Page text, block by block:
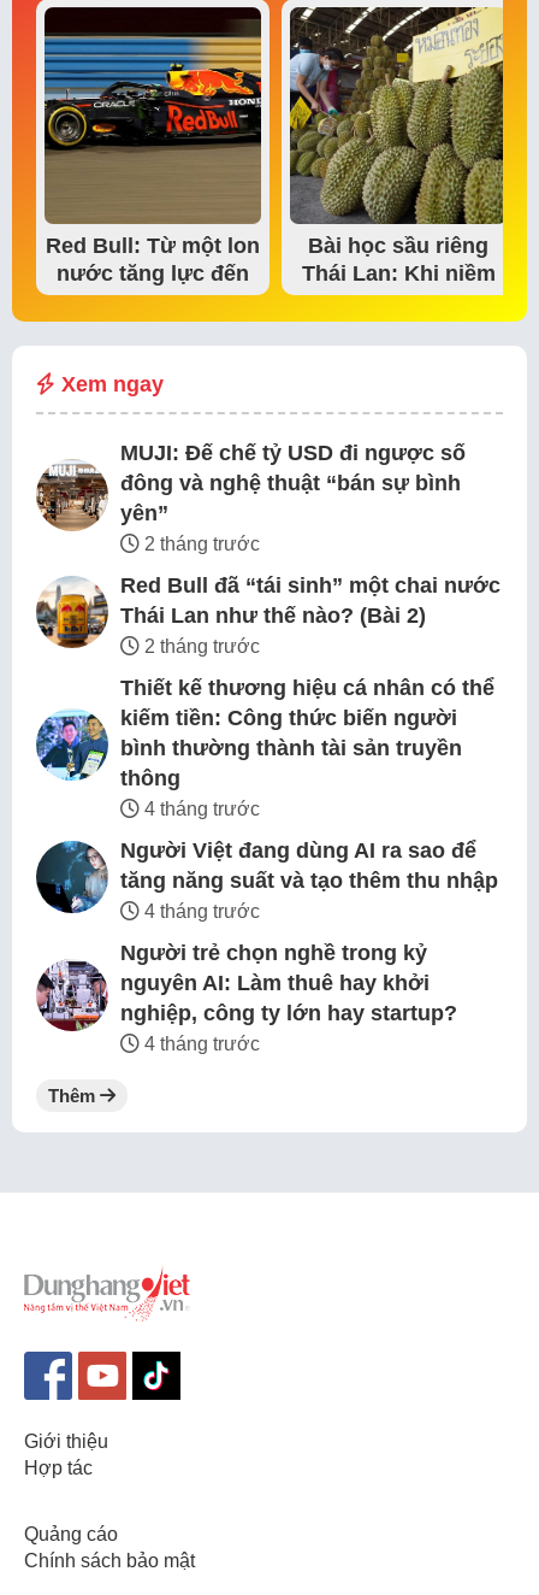
Red Bull: Từ một lon
nước tăng lực đến
đế chế thể…
Bài học sầu riêng
Thái Lan: Khi niềm
tin thị trường bắt…
Xem ngay
MUJI: Đế chế tỷ USD đi ngược số
đông và nghệ thuật “bán sự bình
yên”
2 tháng trước
Red Bull đã “tái sinh” một chai nước
Thái Lan như thế nào? (Bài 2)
2 tháng trước
Thiết kế thương hiệu cá nhân có thể
kiếm tiền: Công thức biến người
bình thường thành tài sản truyền
thông
4 tháng trước
Người Việt đang dùng AI ra sao để
tăng năng suất và tạo thêm thu nhập
4 tháng trước
Người trẻ chọn nghề trong kỷ
nguyên AI: Làm thuê hay khởi
nghiệp, công ty lớn hay startup?
4 tháng trước
Thêm
Giới thiệu
Hợp tác
Quảng cáo
Chính sách bảo mật